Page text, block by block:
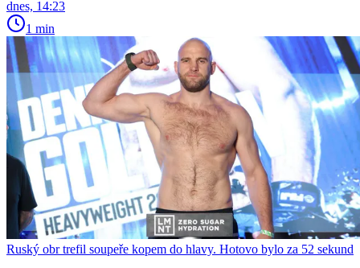
dnes, 14:23
1 min
Ruský obr trefil soupeře kopem do hlavy. Hotovo bylo za 52 sekund